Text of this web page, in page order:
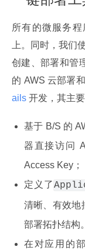
所有的微服务
上。同时，我们
创建、部署和管
的 AWS 云部署
ails 开发，其主要
基于 B/S 的
器直接访问
Access Key；
定义了
清晰、有效地
部署拓扑结构。
在对应用的